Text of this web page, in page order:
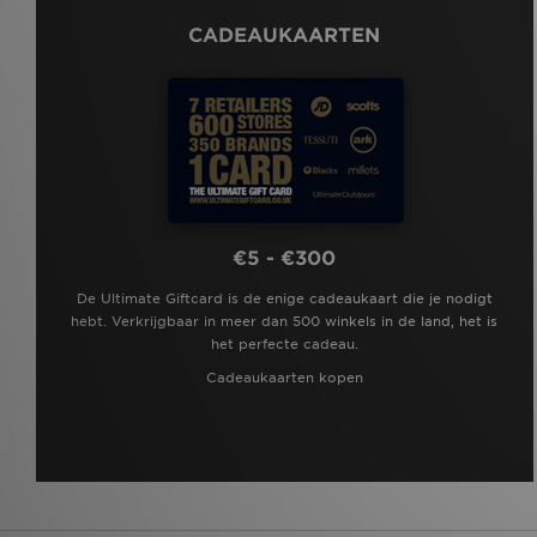
CADEAUKAARTEN
€5 - €300
De Ultimate Giftcard is de enige cadeaukaart die je nodigt
hebt. Verkrijgbaar in meer dan 500 winkels in de land, het is
het perfecte cadeau.
Cadeaukaarten kopen